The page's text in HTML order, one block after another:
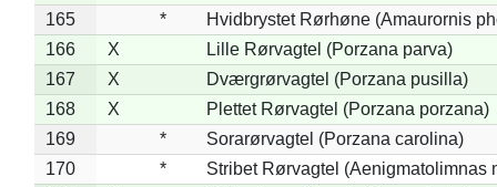
165
*
Hvidbrystet Rørhøne (Amaurornis
166
X
Lille Rørvagtel (Porzana parva)
167
X
Dværgrørvagtel (Porzana pusilla)
168
X
Plettet Rørvagtel (Porzana porzana)
169
*
Sorarørvagtel (Porzana carolina)
170
*
Stribet Rørvagtel (Aenigmatolimnas